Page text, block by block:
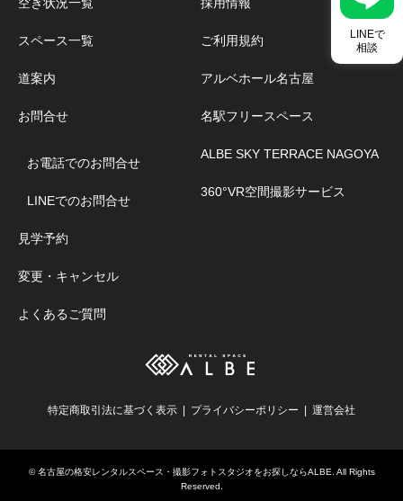
LINEで
相談
スペース一覧
道案内
お問合せ
お電話でのお問合せ
LINEでのお問合せ
見学予約
変更・キャンセル
よくあるご質問
ご利用規約
アルベホール名古屋
名駅フリースペース
ALBE SKY TERRACE NAGOYA
360°VR空間撮影サービス
特定商取引法に基づく表示 プライバシーポリシー 運営会社
©名古屋の格安レンタルスペース・撮影フォトスタジオをお探しならALBE . All Rights
Reserved.